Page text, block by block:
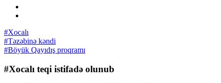
#Xocalı
#Təzəbinə kəndi
#Böyük Qayıdış proqramı
#Xocalı teqi istifadə olunub